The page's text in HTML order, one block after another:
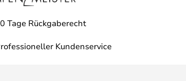
Tage Rückgaberecht
Kundenservice